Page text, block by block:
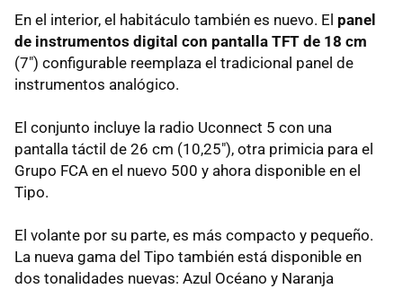
En el interior, el habitáculo también es nuevo. El panel
de instrumentos digital con pantalla TFT de 18 cm
(7") configurable reemplaza el tradicional panel de
instrumentos analógico.
El conjunto incluye la radio Uconnect 5 con una
pantalla táctil de 26 cm (10,25"), otra primicia para el
Grupo FCA en el nuevo 500 y ahora disponible en el
Tipo.
El volante por su parte, es más compacto y pequeño.
La nueva gama del Tipo también está disponible en
dos tonalidades nuevas: Azul Océano y Naranja